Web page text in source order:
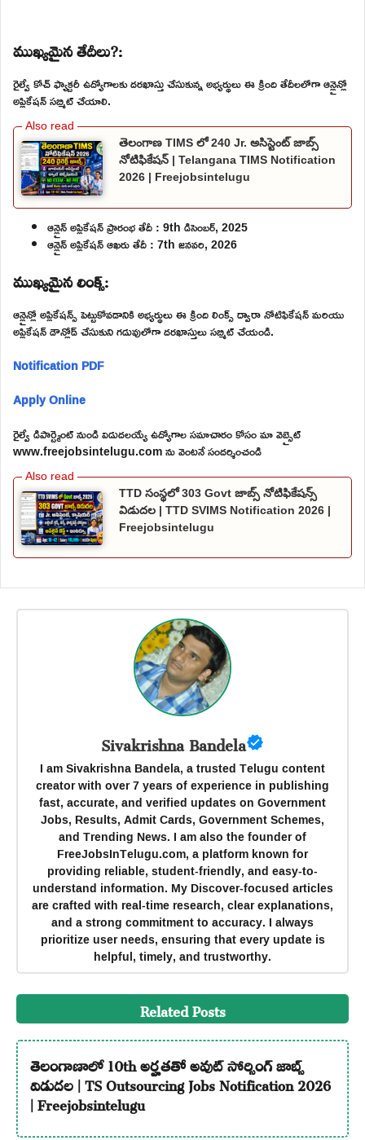
ముఖ్యమైన తేదీలు?:
రైల్వే కోచ్ ఫ్యాక్టరీ ఉద్యోగాలకు దరఖాస్తు చేసుకున్న అభ్యర్థులు ఈ క్రింది తేదీలలోగా ఆన్లైన్లో
అప్లికేషన్ సబ్మిట్ చేయాలి.
తెలంగాణ TIMS లో 240 Jr. అసిస్టెంట్ జాబ్స్
నోటిఫికేషన్ | Telangana TIMS Notification
2026 | Freejobsintelugu
ఆన్లైన్ అప్లికేషన్ ప్రారంభ తేదీ : 9th డిసెంబర్, 2025
ఆన్లైన్ అప్లికేషన్ ఆఖరు తేదీ : 7th జనవరి, 2026
ముఖ్యమైన లింక్స్:
ఆన్లైన్లో అప్లికేషన్స్ పెట్టుకోవడానికి అభ్యర్థులు ఈ క్రింది లింక్స్ ద్వారా నోటిఫికేషన్ మరియు
అప్లికేషన్ డౌన్లోడ్ చేసుకుని గడువులోగా దరఖాస్తులు సబ్మిట్ చేయండి.
Notification PDF
Apply Online
రైల్వే డిపార్ట్మెంట్ నుండి విడుదలయ్యే ఉద్యోగాల సమాచారం కోసం మా వెబ్సైట్
www.freejobsintelugu.com ను వెంటనే సందర్శించండి
TTD సంస్థలో 303 Govt జాబ్స్ నోటిఫికేషన్స్
విడుదల | TTD SVIMS Notification 2026 |
Freejobsintelugu
Sivakrishna Bandela
I am Sivakrishna Bandela, a trusted Telugu content
creator with over 7 years of experience in publishing
fast, accurate, and verified updates on Government
Jobs, Results, Admit Cards, Government Schemes,
and Trending News. I am also the founder of
FreeJobsInTelugu.com, a platform known for
providing reliable, student-friendly, and easy-to-
understand information. My Discover-focused articles
are crafted with real-time research, clear explanations,
and a strong commitment to accuracy. I always
prioritize user needs, ensuring that every update is
helpful, timely, and trustworthy.
Related Posts
తెలంగాణాలో 10th అర్హతతో అవుట్ సోర్సింగ్ జాబ్స్
విడుదల | TS Outsourcing Jobs Notification 2026
| Freejobsintelugu